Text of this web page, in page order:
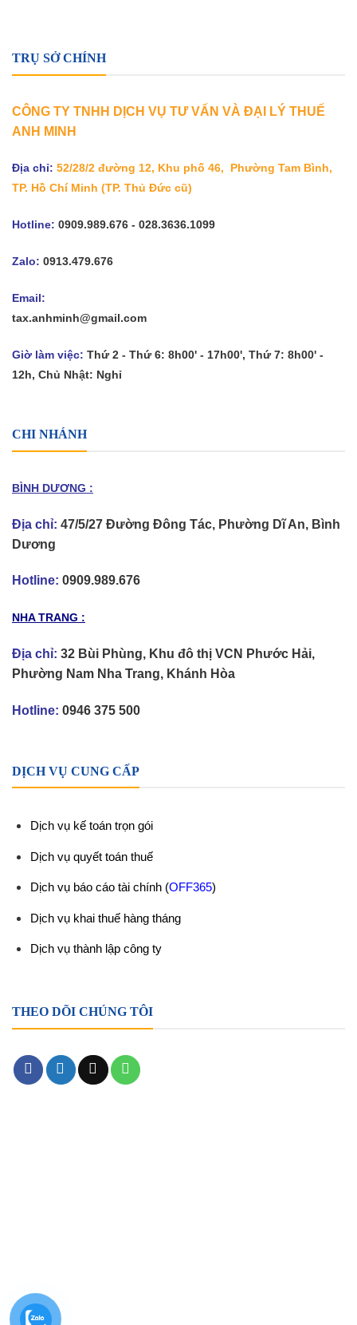
TRỤ SỞ CHÍNH
CÔNG TY TNHH DỊCH VỤ TƯ VẤN VÀ ĐẠI LÝ THUẾ
ANH MINH
Địa chỉ: 52/28/2 đường 12, Khu phố 46, Phường Tam Bình,
TP. Hồ Chí Minh (TP. Thủ Đức cũ)
Hotline: 0909.989.676 - 028.3636.1099
Zalo: 0913.479.676
Email:
tax.anhminh@gmail.com
Giờ làm việc: Thứ 2 - Thứ 6: 8h00' - 17h00', Thứ 7: 8h00' -
12h, Chủ Nhật: Nghỉ
CHI NHÁNH
BÌNH DƯƠNG :
Địa chỉ: 47/5/27 Đường Đông Tác, Phường Dĩ An, Bình
Dương
Hotline: 0909.989.676
NHA TRANG :
Địa chỉ: 32 Bùi Phùng, Khu đô thị VCN Phước Hải,
Phường Nam Nha Trang, Khánh Hòa
Hotline: 0946 375 500
DỊCH VỤ CUNG CẤP
Dịch vụ kế toán trọn gói
Dịch vụ quyết toán thuế
Dịch vụ báo cáo tài chính (OFF365)
Dịch vụ khai thuế hàng tháng
Dịch vụ thành lập công ty
THEO DÕI CHÚNG TÔI